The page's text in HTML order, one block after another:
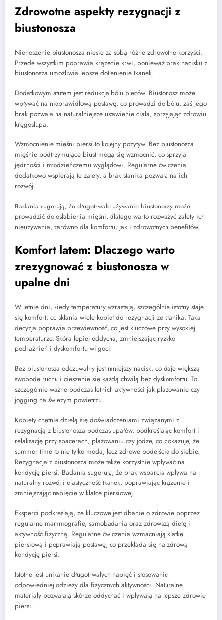
Zdrowotne aspekty rezygnacji z
biustonosza
Nienoszenie biustonosza niesie za sobą różne zdrowotne korzyści.
Przede wszystkim poprawia krążenie krwi, ponieważ brak nacisku z
biustonosza umożliwia lepsze dotlenienie tkanek.
Dodatkowym atutem jest redukcja bólu pleców. Biustonosz może
wpływać na nieprawidłową postawę, co prowadzi do bólu, zaś jego
brak pozwala na naturalniejsze ustawienie ciała, sprzyjając zdrowiu
kręgosłupa.
Wzmocnienie mięśni piersi to kolejny pozytyw. Bez biustonosza
mięśnie podtrzymujące biust mogą się wzmocnić, co sprzyja
jędrności i młodzieńczemu wyglądowi. Regularne ćwiczenia
dodatkowo wspierają te zalety, a brak stanika pozwala na ich
rozwój.
Badania sugerują, że długotrwałe używanie biustonoszy może
prowadzić do osłabienia mięśni, dlatego warto rozważyć zalety ich
nieużywania, zarówno dla komfortu, jak i zdrowotnych benefitów.
Komfort latem: Dlaczego warto
zrezygnować z biustonosza w
upalne dni
W letnie dni, kiedy temperatury wzrastają, szczególnie istotny staje
się komfort, co skłania wiele kobiet do rezygnacji ze stanika. Taka
decyzja poprawia przewiewność, co jest kluczowe przy wysokiej
temperaturze. Skóra lepiej oddycha, zmniejszając ryzyko
podrażnień i dyskomfortu wilgoci.
Bez biustonosza odczuwalny jest mniejszy nacisk, co daje większą
swobodę ruchu i cieszenie się każdą chwilą bez dyskomfortu. To
szczególnie ważne podczas letnich aktywności jak plażowanie czy
jogging na świeżym powietrzu.
Kobiety chętnie dzielą się doświadczeniami związanymi z
rezygnacją z biustonosza podczas upałów, podkreślając komfort i
relaksację przy spacerach, plażowaniu czy jodze, co pokazuje, że
summer time to nie tylko moda, lecz zdrowe podejście do siebie.
Rezygnacja z biustonosza może także korzystnie wpływać na
kondycję piersi. Badania sugerują, że brak wsparcia wpływa na
naturalny rozwój i elastyczność tkanek, poprawiając krążenie i
zmniejszając napięcie w klatce piersiowej.
Eksperci podkreślają, że kluczowe jest dbanie o zdrowie poprzez
regularne mammografie, samobadania oraz zdrowszą dietę i
aktywność fizyczną. Regularne ćwiczenia wzmacniają klatkę
piersiową i poprawiają postawę, co przekłada się na zdrową
kondycję piersi.
Istotne jest unikanie długotrwałych napięć i stosowanie
odpowiedniej odzieży dla fizycznych aktywności. Naturalne
materiały pozwalają skórze oddychać i wpływają na lepsze zdrowie
piersi.